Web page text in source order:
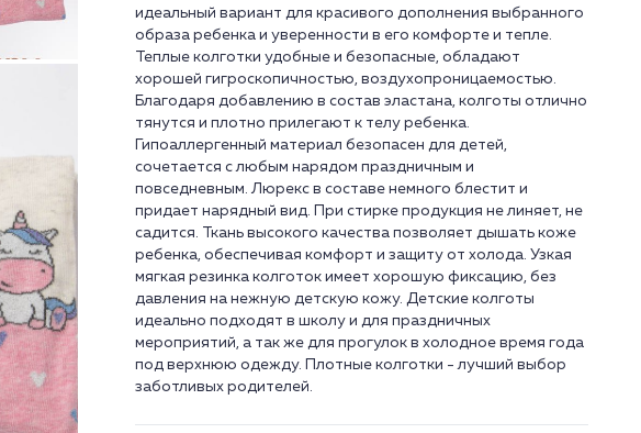
идеальный вариант для красивого дополнения выбранного
образа ребенка и уверенности в его комфорте и тепле.
Теплые колготки удобные и безопасные, обладают
хорошей гигроскопичностью, воздухопроницаемостью.
Благодаря добавлению в состав эластана, колготы отлично
тянутся и плотно прилегают к телу ребенка.
Гипоаллергенный материал безопасен для детей,
сочетается с любым нарядом праздничным и
повседневным. Люрекс в составе немного блестит и
придает нарядный вид. При стирке продукция не линяет, не
садится. Ткань высокого качества позволяет дышать коже
ребенка, обеспечивая комфорт и защиту от холода. Узкая
мягкая резинка колготок имеет хорошую фиксацию, без
давления на нежную детскую кожу. Детские колготы
идеально подходят в школу и для праздничных
мероприятий, а так же для прогулок в холодное время года
под верхнюю одежду. Плотные колготки - лучший выбор